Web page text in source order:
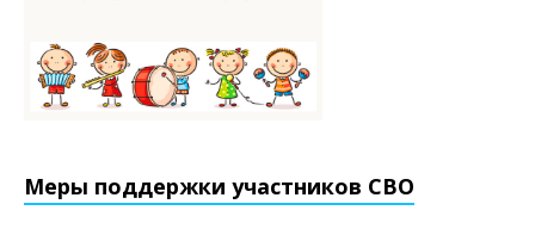
Меры поддержки участников СВО